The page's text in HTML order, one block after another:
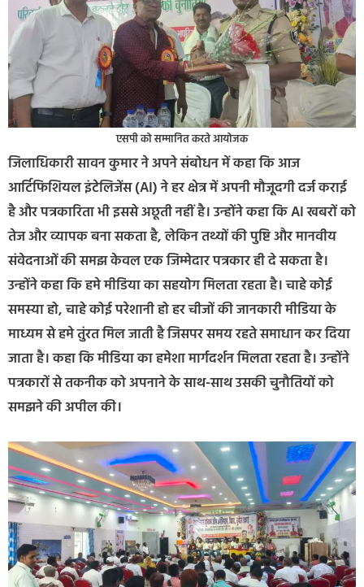
एसपी को सम्मानित करते आयोजक
जिलाधिकारी सावन कुमार ने अपने संबोधन में कहा कि आज
आर्टिफिशियल इंटेलिजेंस (AI) ने हर क्षेत्र में अपनी मौजूदगी दर्ज कराई
है और पत्रकारिता भी इससे अछूती नहीं है। उन्होंने कहा कि AI खबरों को
तेज और व्यापक बना सकता है, लेकिन तथ्यों की पुष्टि और मानवीय
संवेदनाओं की समझ केवल एक जिम्मेदार पत्रकार ही दे सकता है।
उन्होंने कहा कि हमे मीडिया का सहयोग मिलता रहता है। चाहे कोई
समस्या हो, चाहे कोई परेशानी हो हर चीजों की जानकारी मीडिया के
माध्यम से हमे तुंरत मिल जाती है जिसपर समय रहते समाधान कर दिया
जाता है। कहा कि मीडिया का हमेशा मार्गदर्शन मिलता रहता है। उन्होंने
पत्रकारों से तकनीक को अपनाने के साथ-साथ उसकी चुनौतियों को
समझने की अपील की।